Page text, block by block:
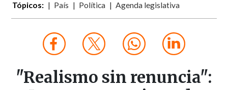
Tópicos: País Política Agenda legislativa
"Realismo sin renuncia":